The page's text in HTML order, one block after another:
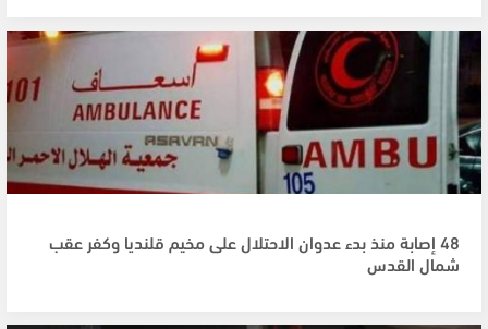
48 إصابة منذ بدء عدوان الاحتلال على مخيم قلنديا وكفر عقب
شمال القدس